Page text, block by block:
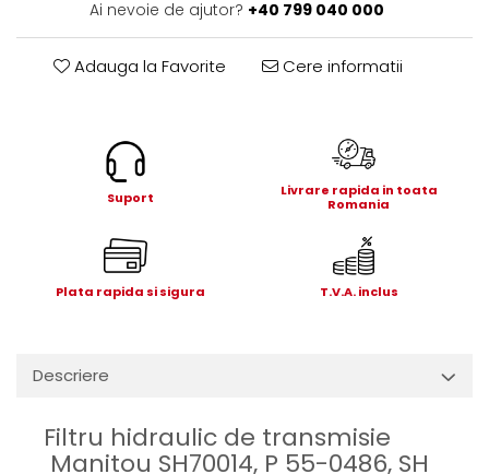
Hidraulice
Mecanice
Pompe si motoare electrice
Electropompa si motoare
Role, bucsi si bolturi
Bolturi - role - bucse
Burdufe si cilindri
Ai nevoie de ajutor? +40 799 040 000
Adauga la Favorite Cere informatii
Suport
Livrare rapida in toata
Romania
Plata rapida si sigura T.V.A. inclus
Descriere
Filtru hidraulic de transmisie
Manitou SH70014, P 55-0486, SH